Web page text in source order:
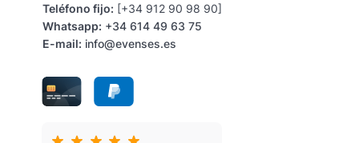
Teléfono fijo: [+34 912 90 98 90]
Whatsapp: +34 614 49 63 75
E-mail: info@evenses.es